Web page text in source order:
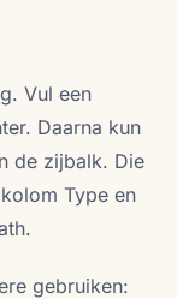
Vul een
Daarna kun
de zijbalk. Die
Type en
gebruiken: